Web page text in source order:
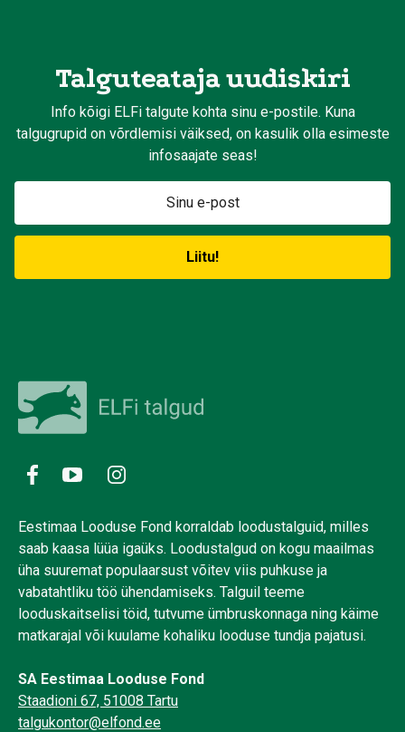
Talguteataja uudiskiri
Info kõigi ELFi talgute kohta sinu e-postile. Kuna
talgugrupid on võrdlemisi väiksed, on kasulik olla esimeste
infosaajate seas!
Eestimaa Looduse Fond korraldab loodustalguid, milles
saab kaasa lüüa igaüks. Loodustalgud on kogu maailmas
üha suuremat populaarsust võitev viis puhkuse ja
vabatahtliku töö ühendamiseks. Talguil teeme
looduskaitselisi töid, tutvume ümbruskonnaga ning käime
matkarajal või kuulame kohaliku looduse tundja pajatusi.
SA Eestimaa Looduse Fond
Staadioni 67, 51008 Tartu
talgukontor@elfond.ee